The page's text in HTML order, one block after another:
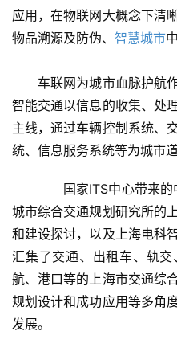
应用，在物联网大概念下清
物品溯源及防伪、 智慧城市
车联网为城市血脉护航作
智能交通以信息的收集、处
主线，通过车辆控制系统、
统、信息服务系统等为城市
国家ITS中心带来的
城市综合交通规划研究所的
和建设探讨，以及上海电科
汇集了交通、出租车、轨
航、港口等的上海市交通综
规划设计和成功应用等多角
发展。